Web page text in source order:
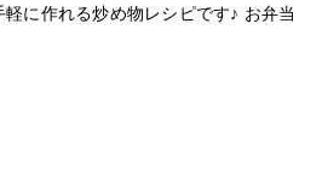
に作れる炒め物レシピです♪ お弁当